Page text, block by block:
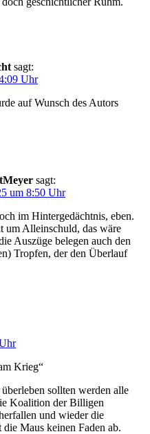
sagt:
Uhr
auf Wunsch des Autors
sagt:
um 8:50 Uhr
im Hintergedächtnis, eben.
um Alleinschuld, das wäre
Auszüge belegen auch den
Tropfen, der den Überlauf
Krieg“
sollten werden alle
Koalition der Billigen
und wieder die
Maus keinen Faden ab.